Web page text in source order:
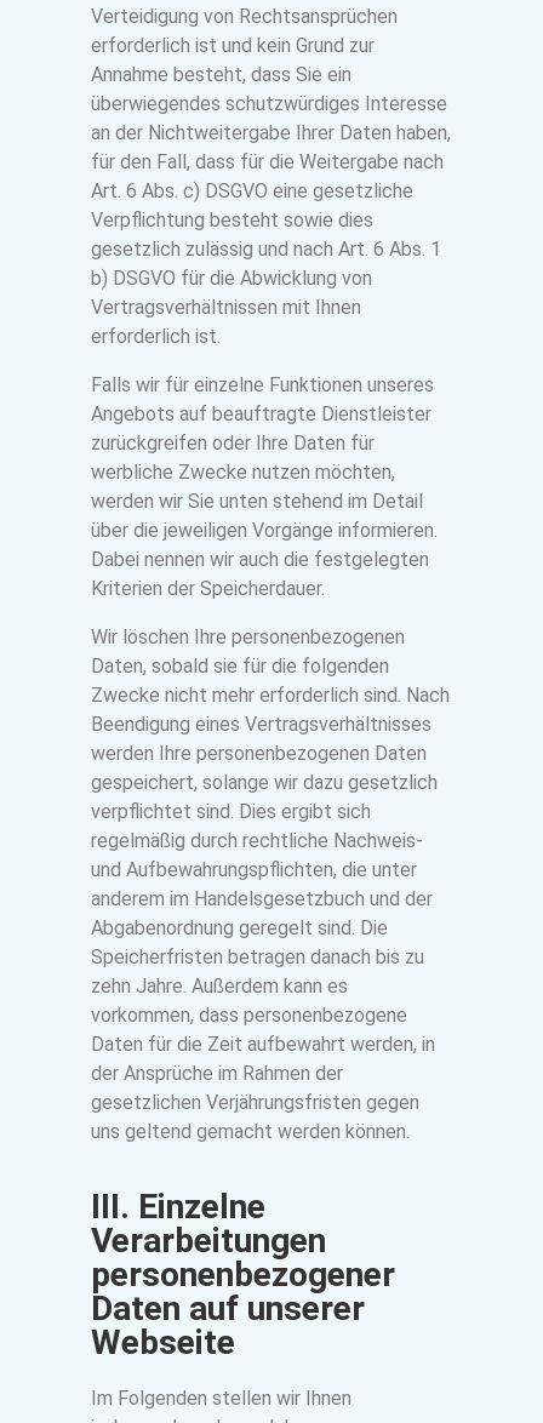
Verteidigung von Rechtsansprüchen
erforderlich ist und kein Grund zur
Annahme besteht, dass Sie ein
überwiegendes schutzwürdiges Interesse
an der Nichtweitergabe Ihrer Daten haben,
für den Fall, dass für die Weitergabe nach
Art. 6 Abs. c) DSGVO eine gesetzliche
Verpflichtung besteht sowie dies
gesetzlich zulässig und nach Art. 6 Abs. 1
b) DSGVO für die Abwicklung von
Vertragsverhältnissen mit Ihnen
erforderlich ist.
Falls wir für einzelne Funktionen unseres
Angebots auf beauftragte Dienstleister
zurückgreifen oder Ihre Daten für
werbliche Zwecke nutzen möchten,
werden wir Sie unten stehend im Detail
über die jeweiligen Vorgänge informieren.
Dabei nennen wir auch die festgelegten
Kriterien der Speicherdauer.
Wir löschen Ihre personenbezogenen
Daten, sobald sie für die folgenden
Zwecke nicht mehr erforderlich sind. Nach
Beendigung eines Vertragsverhältnisses
werden Ihre personenbezogenen Daten
gespeichert, solange wir dazu gesetzlich
verpflichtet sind. Dies ergibt sich
regelmäßig durch rechtliche Nachweis-
und Aufbewahrungspflichten, die unter
anderem im Handelsgesetzbuch und der
Abgabenordnung geregelt sind. Die
Speicherfristen betragen danach bis zu
zehn Jahre. Außerdem kann es
vorkommen, dass personenbezogene
Daten für die Zeit aufbewahrt werden, in
der Ansprüche im Rahmen der
gesetzlichen Verjährungsfristen gegen
uns geltend gemacht werden können.
III. Einzelne
Verarbeitungen
personenbezogener
Daten auf unserer
Webseite
Im Folgenden stellen wir Ihnen